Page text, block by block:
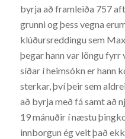
byrja að framleiða 757
grunni og þess vegna
klúðursreddingu sem
þegar hann var löngu
síðar í heimsókn er hann
sterkar, því þeir sem
að byrja með fá samt að
19 mánuðir í næstu
innborgun ég veit það